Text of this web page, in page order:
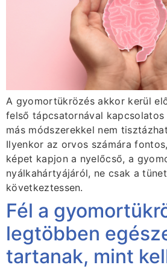
A gyomortükrözés akkor kerül
felső tápcsatornával
más módszerekkel nem
Ilyenkor az orvos számára
képet kapjon a nyelőcső, a
nyálkahártyájáról, ne csak a
következtessen.
Fél a
legtöbben
tartanak, mint